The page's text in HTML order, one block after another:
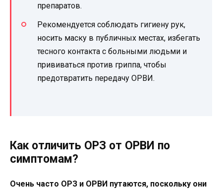
препаратов.
Рекомендуется соблюдать гигиену рук,
носить маску в публичных местах, избегать
тесного контакта с больными людьми и
прививаться против гриппа, чтобы
предотвратить передачу ОРВИ.
Как отличить ОРЗ от ОРВИ по
симптомам?
Очень часто ОРЗ и ОРВИ путаются, поскольку они